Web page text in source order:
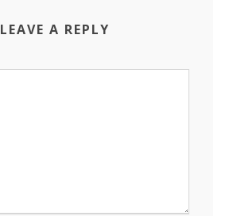
LEAVE A REPLY